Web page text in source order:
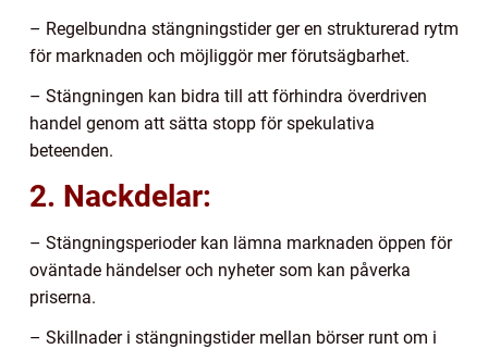
– Regelbundna stängningstider ger en strukturerad rytm
för marknaden och möjliggör mer förutsägbarhet.
– Stängningen kan bidra till att förhindra överdriven
handel genom att sätta stopp för spekulativa
beteenden.
2. Nackdelar:
– Stängningsperioder kan lämna marknaden öppen för
oväntade händelser och nyheter som kan påverka
priserna.
– Skillnader i stängningstider mellan börser runt om i